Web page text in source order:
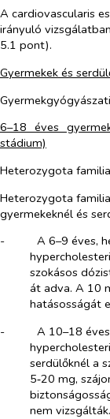
A cardiovascularis
irányuló
5.1 pont).
Gyermekek és
6–18 éves
stádium)
Heterozygota
Heterozygota
gyermekeknél és
-​
A 6–9 éves,
szokásos
át adva. A 10
hatásosságát
-​
A 10–18
serdülőknél a
5‑20 mg,
nem vizsgálták.